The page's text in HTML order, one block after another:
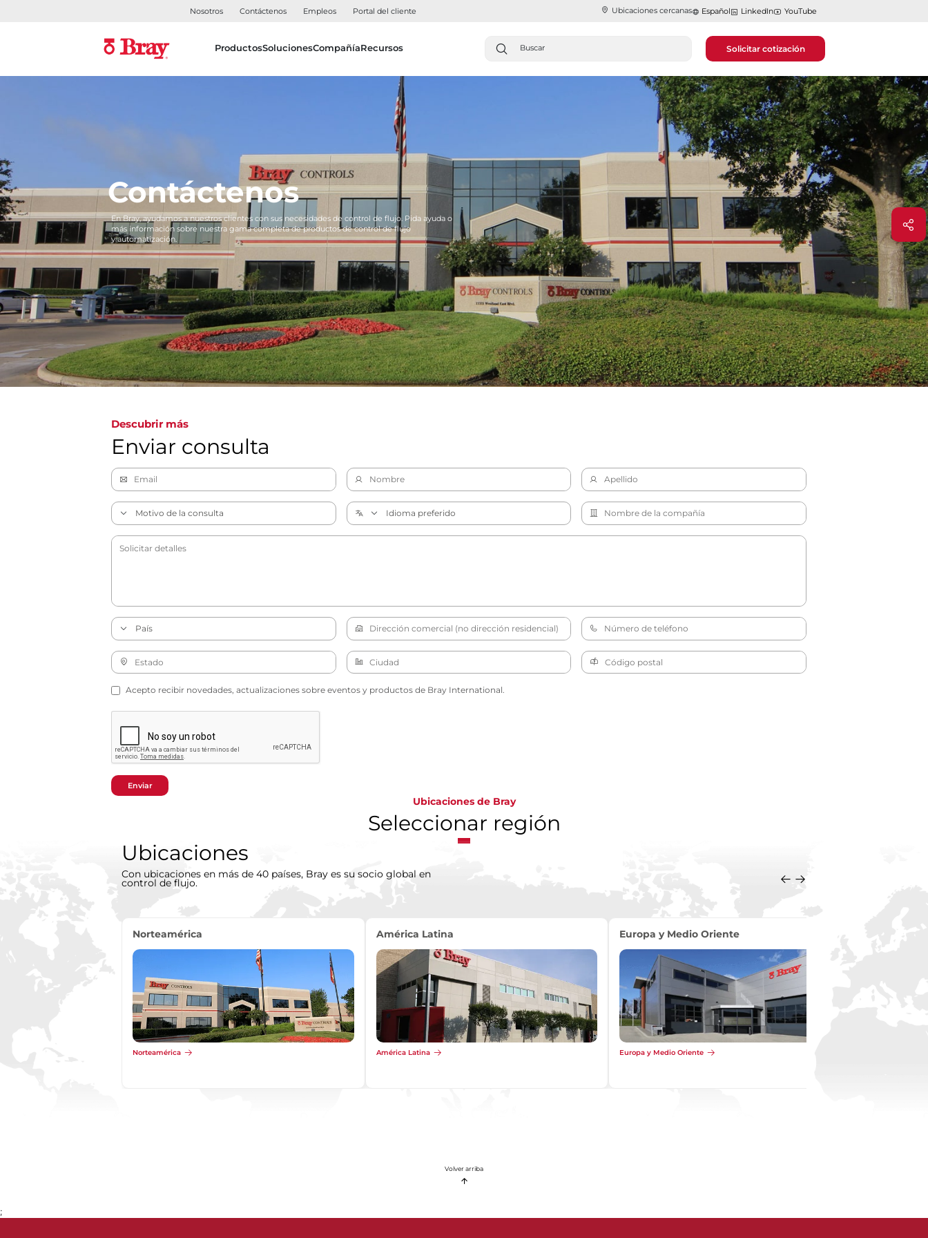
Nosotros Contáctenos Empleos Portal del cliente Ubicaciones cercanas Español LinkedIn YouTube
ProductosSolucionesCompañíaRecursos Solicitar cotización
Contáctenos
En Bray, ayudamos a nuestros clientes con sus necesidades de control de flujo. Pida ayuda o
más información sobre nuestra gama completa de productos de control de flujo
y automatización.
Descubrir más
Enviar consulta
Acepto recibir novedades, actualizaciones sobre eventos y productos de Bray International.
Enviar
Ubicaciones de Bray
Seleccionar región
Ubicaciones
Con ubicaciones en más de 40 países, Bray es su socio global en
control de flujo.
Europa y Medio Oriente
Europa y Medio Oriente
Volver arriba
;